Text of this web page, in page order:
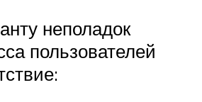
неполадок
пользователей